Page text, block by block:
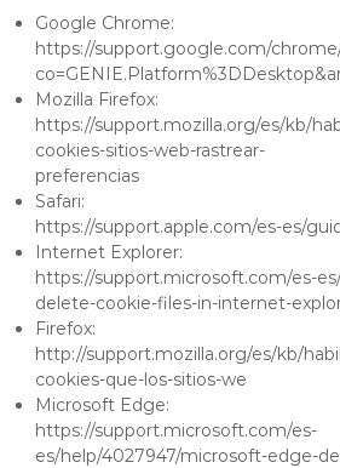
Google Chrome:
https://support.google.com/
Mozilla Firefox:
https://support.mozilla.org/es/kb/
cookies-sitios-web-rastrear-
preferencias
Safari:
https://support.apple.com/es-es/
Internet Explorer:
https://support.microsoft.com/es-
delete-cookie-files-in-internet-
Firefox:
http://support.mozilla.org/es/kb/
cookies-que-los-sitios-we
Microsoft Edge:
https://support.microsoft.com/es-
es/help/4027947/microsoft-edge-